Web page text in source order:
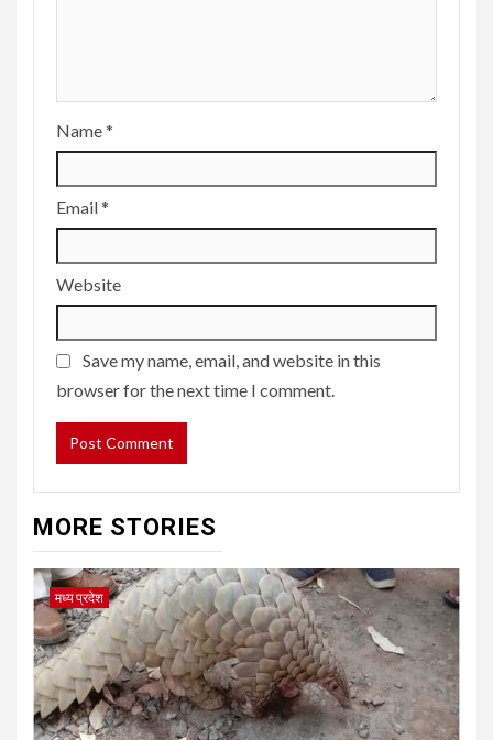
Name*
Email*
Website
Save my name, email, and website in this
browser for the next time I comment.
MORE STORIES
मध्य प्रदेश